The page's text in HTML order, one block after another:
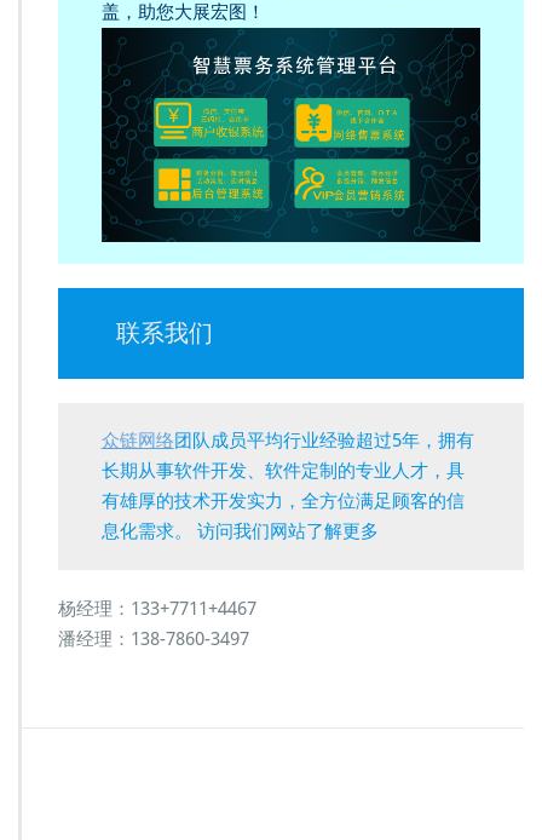
盖，助您大展宏图！
联系我们
众链网络团队成员平均行业经验超过5年，拥有
长期从事软件开发、软件定制的专业人才，具
有雄厚的技术开发实力，全方位满足顾客的信
息化需求。 访问我们网站了解更多
杨经理：133+7711+4467
潘经理：138-7860-3497